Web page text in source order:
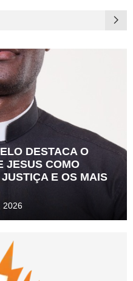
DESTACA O
JESUS COMO
E OS MAIS
2026